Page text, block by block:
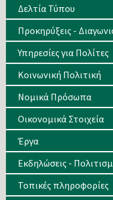
Δελτία Τύπου
Προκηρύξεις -
Υπηρεσίες για Πολίτες
Κοινωνική Πολιτική
Νομικά Πρόσωπα
Οικονομικά Στοιχεία
Έργα
Εκδηλώσεις -
Τοπικές πληροφορίες